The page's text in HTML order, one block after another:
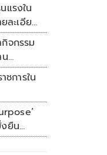
แรงใน
ละเอียด
จกรรม
ชการใน
ยืน
มหมาย